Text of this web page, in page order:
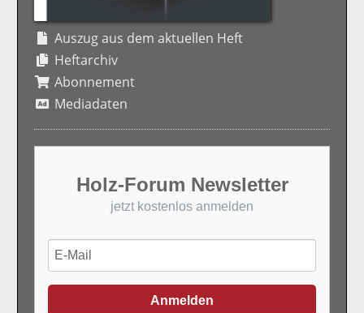
Auszug aus dem aktuellen Heft
Heftarchiv
Abonnement
Mediadaten
Holz-Forum Newsletter
jetzt kostenlos anmelden
Anmelden